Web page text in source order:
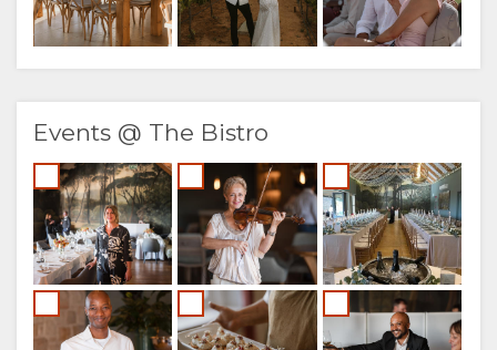
Events @ The Bistro